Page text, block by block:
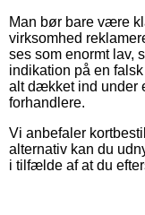
Man bør bare være
virksomhed
ses som enormt lav,
indikation på en
alt dækket ind under
forhandlere.
Vi anbefaler
alternativ kan du
i tilfælde af at du